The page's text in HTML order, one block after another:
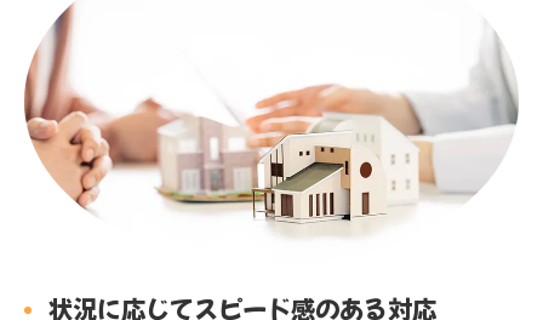
状況に応じてスピード感のある対応